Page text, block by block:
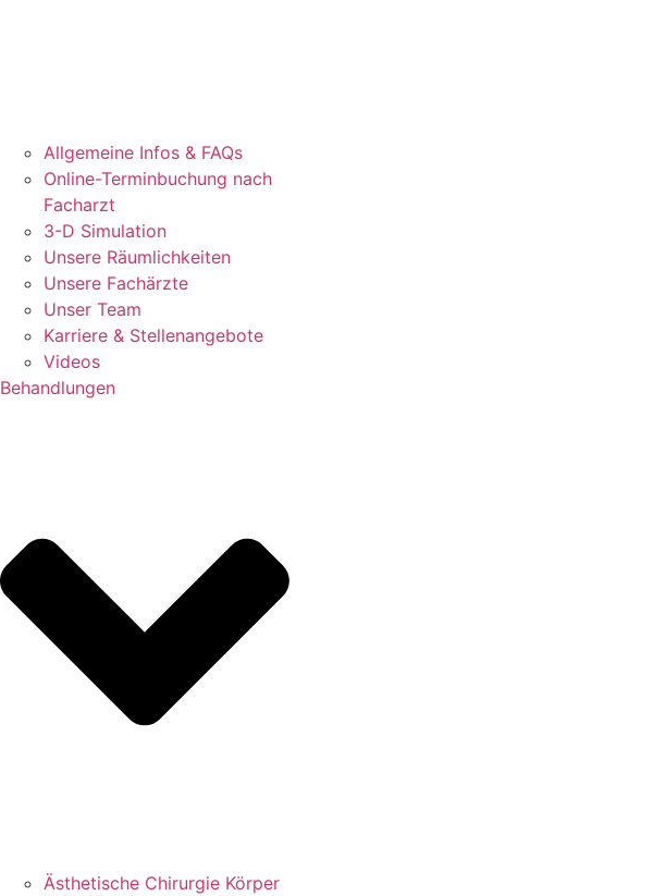
Allgemeine Infos & FAQs
Online-Terminbuchung nach
Facharzt
3-D Simulation
Unsere Räumlichkeiten
Unsere Fachärzte
Unser Team
Karriere & Stellenangebote
Videos
Behandlungen
Ästhetische Chirurgie Körper